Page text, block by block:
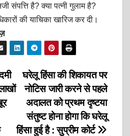
संपत्ति है? क्या पत्नी गुलाम है?
की याचिका खारिज कर दी।
घरेलू हिंसा की शिकायत पर
नोटिस जारी करने से पहले
अदालत को प्रथम दृष्टया
संतुष्ट होना होगा कि घरेलू
हिंसा हुई है : सुप्रीम कोर्ट